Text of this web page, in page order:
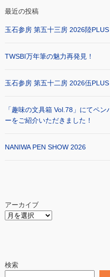
最近の投稿
玉石参房 第五十三房 2026陸
TWSBI万年筆の魅力再発見！
玉石参房 第五十二房 2026伍
「趣味の文具箱 Vol.78」にてペ
ーをご紹介いただきました！
NANIWA PEN SHOW 2026
アーカイブ
検索